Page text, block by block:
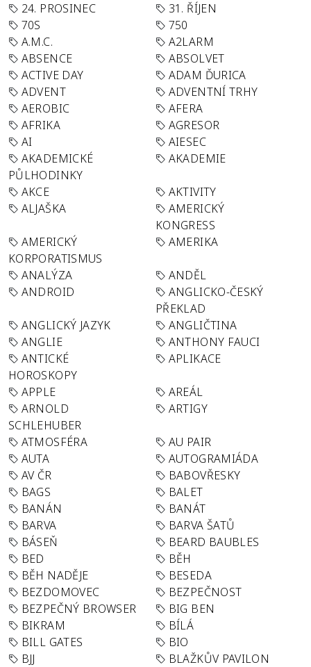
24. PROSINEC
31. ŘÍJEN
70S
750
A.M.C.
A2LARM
ABSENCE
ABSOLVET
ACTIVE DAY
ADAM ĎURICA
ADVENT
ADVENTNÍ TRHY
AEROBIC
AFERA
AFRIKA
AGRESOR
AI
AIESEC
AKADEMICKÉ
PŮLHODINKY
AKADEMIE
AKCE
AKTIVITY
ALJAŠKA
AMERICKÝ
KONGRESS
AMERICKÝ
KORPORATISMUS
AMERIKA
ANALÝZA
ANDĚL
ANDROID
ANGLICKO-ČESKÝ
PŘEKLAD
ANGLICKÝ JAZYK
ANGLIČTINA
ANGLIE
ANTHONY FAUCI
ANTICKÉ
HOROSKOPY
APLIKACE
APPLE
AREÁL
ARNOLD
SCHLEHUBER
ARTIGY
ATMOSFÉRA
AU PAIR
AUTA
AUTOGRAMIÁDA
AV ČR
BABOVŘESKY
BAGS
BALET
BANÁN
BANÁT
BARVA
BARVA ŠATŮ
BÁSEŇ
BEARD BAUBLES
BED
BĚH
BĚH NADĚJE
BESEDA
BEZDOMOVEC
BEZPEČNOST
BEZPEČNÝ BROWSER
BIG BEN
BIKRAM
BÍLÁ
BILL GATES
BIO
BJJ
BLAŽKŮV PAVILON